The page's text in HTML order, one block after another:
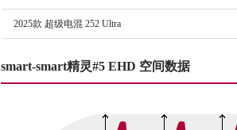
2025款 超级电混 252 Ultra
smart-smart精灵#5 EHD 空间数据